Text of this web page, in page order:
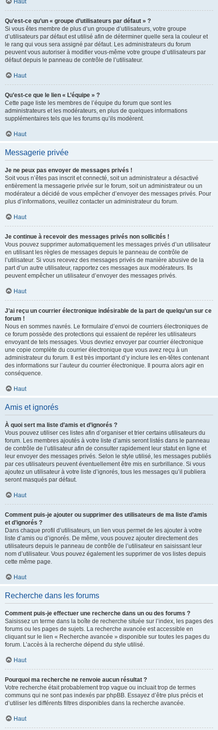
Haut
Qu’est-ce qu’un « groupe d’utilisateurs par défaut » ?
Si vous êtes membre de plus d’un groupe d’utilisateurs, votre groupe
d’utilisateurs par défaut est utilisé afin de déterminer quelle sera la couleur et
le rang qui vous sera assigné par défaut. Les administrateurs du forum
peuvent vous autoriser à modifier vous-même votre groupe d’utilisateurs par
défaut depuis le panneau de contrôle de l’utilisateur.
Haut
Qu’est-ce que le lien « L’équipe » ?
Cette page liste les membres de l’équipe du forum que sont les
administrateurs et les modérateurs, en plus de quelques informations
supplémentaires tels que les forums qu’ils modèrent.
Haut
Messagerie privée
Je ne peux pas envoyer de messages privés !
Soit vous n’êtes pas inscrit et connecté, soit un administrateur a désactivé
entièrement la messagerie privée sur le forum, soit un administrateur ou un
modérateur a décidé de vous empêcher d’envoyer des messages privés. Pour
plus d’informations, veuillez contacter un administrateur du forum.
Haut
Je continue à recevoir des messages privés non sollicités !
Vous pouvez supprimer automatiquement les messages privés d’un utilisateur
en utilisant les règles de messages depuis le panneau de contrôle de
l’utilisateur. Si vous recevez des messages privés de manière abusive de la
part d’un autre utilisateur, rapportez ces messages aux modérateurs. Ils
peuvent empêcher un utilisateur d’envoyer des messages privés.
Haut
J’ai reçu un courrier électronique indésirable de la part de quelqu’un sur ce
forum !
Nous en sommes navrés. Le formulaire d’envoi de courriers électroniques de
ce forum possède des protections qui essaient de repérer les utilisateurs
envoyant de tels messages. Vous devriez envoyer par courrier électronique
une copie complète du courrier électronique que vous avez reçu à un
administrateur du forum. Il est très important d’y inclure les en-têtes contenant
des informations sur l’auteur du courrier électronique. Il pourra alors agir en
conséquence.
Haut
Amis et ignorés
À quoi sert ma liste d’amis et d’ignorés ?
Vous pouvez utiliser ces listes afin d’organiser et trier certains utilisateurs du
forum. Les membres ajoutés à votre liste d’amis seront listés dans le panneau
de contrôle de l’utilisateur afin de consulter rapidement leur statut en ligne et
leur envoyer des messages privés. Selon le style utilisé, les messages publiés
par ces utilisateurs peuvent éventuellement être mis en surbrillance. Si vous
ajoutez un utilisateur à votre liste d’ignorés, tous les messages qu’il publiera
seront masqués par défaut.
Haut
Comment puis-je ajouter ou supprimer des utilisateurs de ma liste d’amis
et d’ignorés ?
Dans chaque profil d’utilisateurs, un lien vous permet de les ajouter à votre
liste d’amis ou d’ignorés. De même, vous pouvez ajouter directement des
utilisateurs depuis le panneau de contrôle de l’utilisateur en saisissant leur
nom d’utilisateur. Vous pouvez également les supprimer de vos listes depuis
cette même page.
Haut
Recherche dans les forums
Comment puis-je effectuer une recherche dans un ou des forums ?
Saisissez un terme dans la boîte de recherche située sur l’index, les pages des
forums ou les pages de sujets. La recherche avancée est accessible en
cliquant sur le lien « Recherche avancée » disponible sur toutes les pages du
forum. L’accès à la recherche dépend du style utilisé.
Haut
Pourquoi ma recherche ne renvoie aucun résultat ?
Votre recherche était probablement trop vague ou incluait trop de termes
communs qui ne sont pas indexés par phpBB. Essayez d’être plus précis et
d’utiliser les différents filtres disponibles dans la recherche avancée.
Haut